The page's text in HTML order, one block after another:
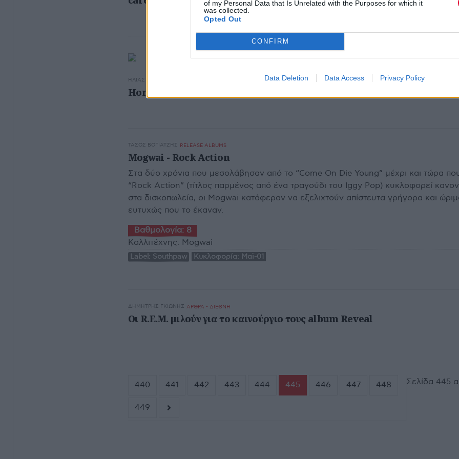
of my Personal Data that Is Unrelated with the Purposes for which it
was collected.
Opted Out
CONFIRM
Data Deletion Data Access Privacy Policy
ΗΛΊΑΣ ΠΥΚΝΆΔΑΣ
Homelands - H Επιστροφή!
ΤΆΣΟΣ ΒΟΓΙΑΤΖΉΣ RELEASE ALBUMS
Mogwai - Rock Action
Στα δύο χρόνια που μεσολάβησαν από το “Come On Die Young” μέχρι και τώρα
“Rock Action” (τίτλος παρμένος από ένα τραγούδι του Iggy Pop) κυκλοφορεί
στα δισκοπωλεία, οι Mogwai κατάφεραν να εξελιχτούν απίστευτα γρήγορα και
ευτυχώς που το έκαναν.
Βαθμολογία: 8
Καλλιτέχνης: Mogwai
Label: Southpaw Κυκλοφορία: Μαϊ-01
ΔΗΜΉΤΡΗΣ ΓΚΙΏΝΗΣ ΑΡΘΡΑ - ΔΙΕΘΝΗ
Oι R.E.M. μιλούν για το καινούργιο τους album Reveal
Σελίδα 445
440 441 442 443 444 445 446 447 448
449